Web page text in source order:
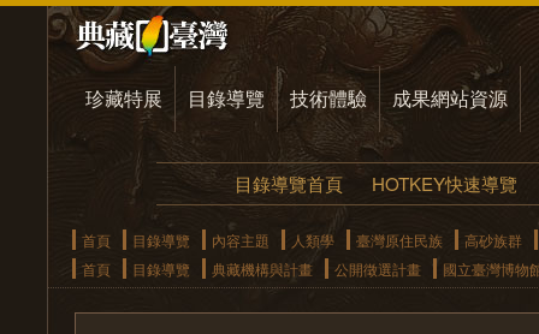
珍藏特展 目錄導覽 技術體驗 成果網站資源
目錄導覽首頁 HOTKEY快速導覽
首頁 目錄導覽 內容主題 人類學 臺灣原住民族
高砂族群
首頁
目錄導覽 典藏機構與計畫 公開徵選計畫 國立臺灣博物